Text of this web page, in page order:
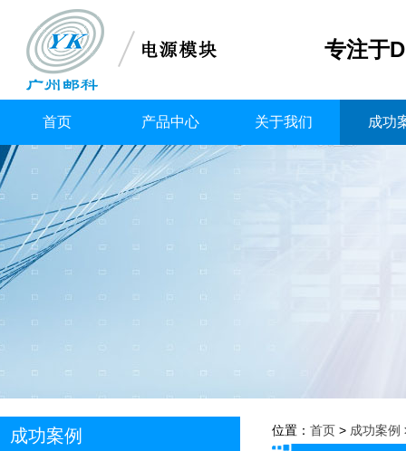
专注于
首页 产品中心 关于我们 成功
成功案例 位置： 首页 > 成功案例